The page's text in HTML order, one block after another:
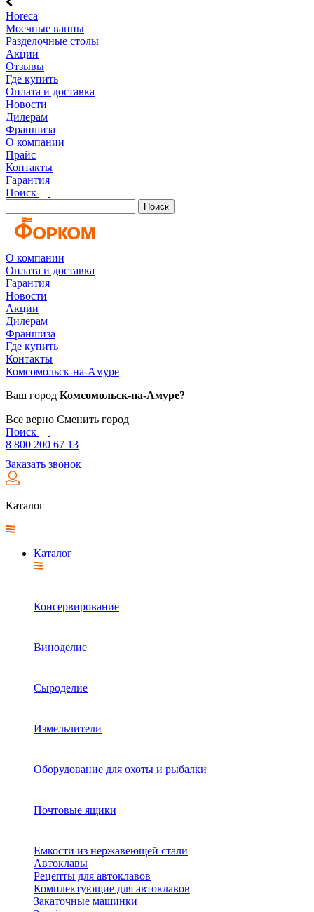
Horeca
Моечные ванны
Разделочные столы
Акции
Отзывы
Где купить
Оплата и доставка
Новости
Дилерам
Франшиза
О компании
Прайс
Контакты
Гарантия
Поиск
Поиск
О компании
Оплата и доставка
Гарантия
Новости
Акции
Дилерам
Франшиза
Где купить
Контакты
Комсомольск-на-Амуре
Ваш город Комсомольск-на-Амуре?
Все верно Сменить город
Поиск
8 800 200 67 13
Заказать звонок
Каталог
Каталог
Консервирование
Виноделие
Сыроделие
Измельчители
Оборудование для охоты и рыбалки
Почтовые ящики
Емкости из нержавеющей стали
Автоклавы
Рецепты для автоклавов
Комплектующие для автоклавов
Закаточные машинки